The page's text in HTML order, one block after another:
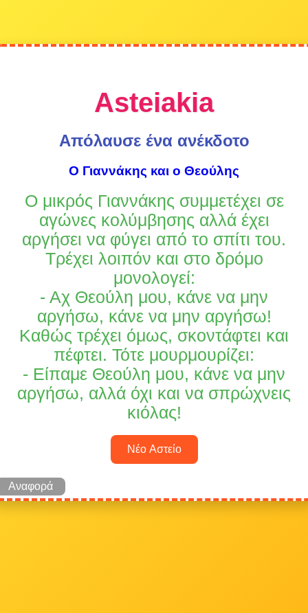
Asteiakia
Απόλαυσε ένα ανέκδοτο
Ο Γιαννάκης και ο Θεούλης
Ο μικρός Γιαννάκης συμμετέχει σε
αγώνες κολύμβησης αλλά έχει
αργήσει να φύγει από το σπίτι του.
Τρέχει λοιπόν και στο δρόμο
μονολογεί:
- Αχ Θεούλη μου, κάνε να μην
αργήσω, κάνε να μην αργήσω!
Καθώς τρέχει όμως, σκοντάφτει και
πέφτει. Τότε μουρμουρίζει:
- Είπαμε Θεούλη μου, κάνε να μην
αργήσω, αλλά όχι και να σπρώχνεις
κιόλας!
Νέο Αστείο
Αναφορά